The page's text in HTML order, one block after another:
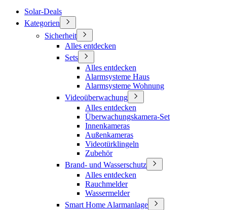
Solar-Deals
Kategorien
Sicherheit
Alles entdecken
Sets
Alles entdecken
Alarmsysteme Haus
Alarmsysteme Wohnung
Videoüberwachung
Alles entdecken
Überwachungskamera-Set
Innenkameras
Außenkameras
Videotürklingeln
Zubehör
Brand- und Wasserschutz
Alles entdecken
Rauchmelder
Wassermelder
Smart Home Alarmanlage